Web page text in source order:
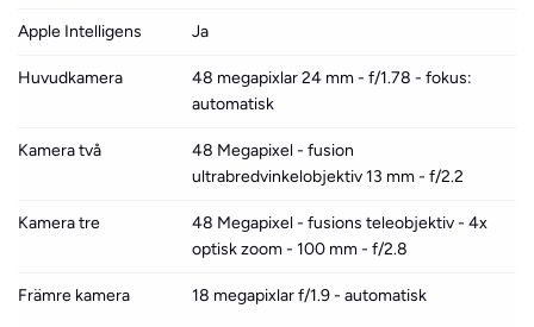
Apple Intelligens Ja
Huvudkamera
48 megapixlar 24 mm - f/1.78 - fokus:
automatisk
Kamera två
48 Megapixel - fusion
ultrabredvinkelobjektiv 13 mm - f/2.2
Kamera tre
48 Megapixel - fusions teleobjektiv - 4x
optisk zoom - 100 mm - f/2.8
Främre kamera 18 megapixlar f/1.9 - automatisk